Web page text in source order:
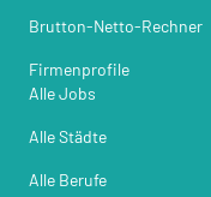
Brutton-Netto-Rechner
Firmenprofile
Alle Jobs
Alle Städte
Alle Berufe